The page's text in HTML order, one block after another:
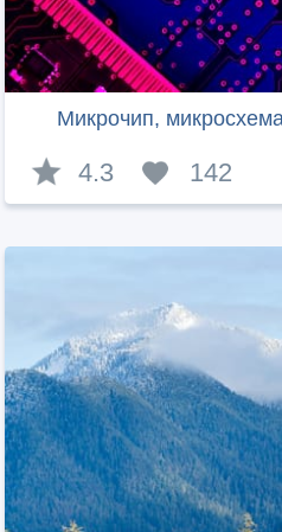
Микрочип,
4.3 142